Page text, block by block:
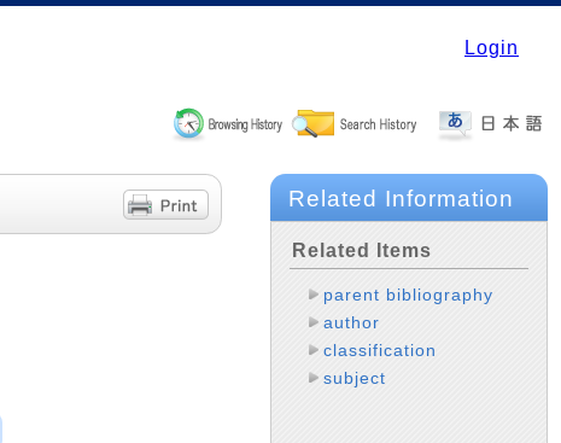
Login
Related Information
Related Items
parent bibliography
author
classification
subject